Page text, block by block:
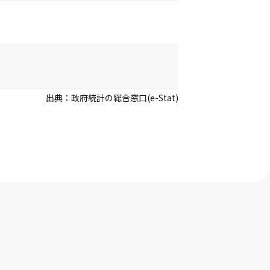
出典： 政府統計の総合窓口(e-Stat)